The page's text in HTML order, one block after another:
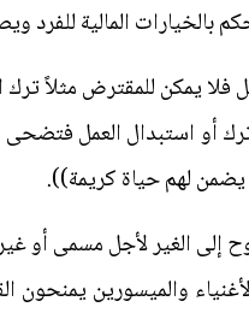
المالية للفرد
فلا يمكن للمقترض مثلاً
يضمن لهم حياة كريمة)).
إلى الغير لأجل مسمى أو
والميسورين يمنحون